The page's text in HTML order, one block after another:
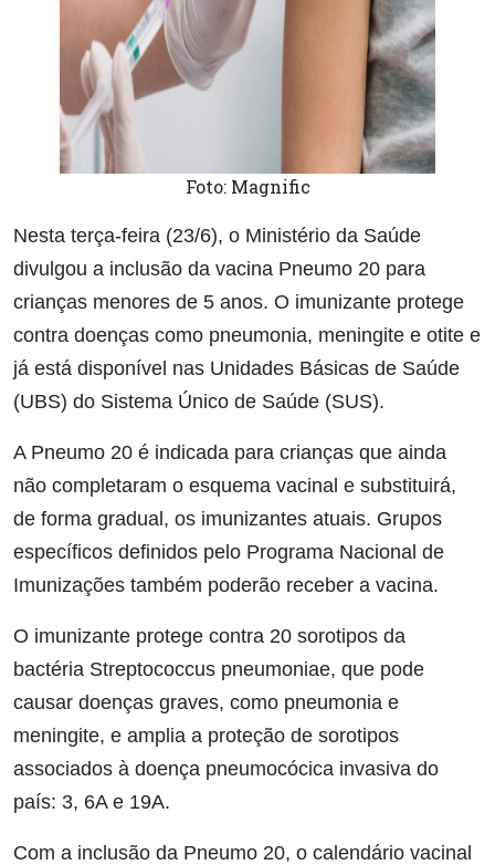
Foto: Magnific
Nesta terça-feira (23/6), o Ministério da Saúde
divulgou a inclusão da vacina Pneumo 20 para
crianças menores de 5 anos. O imunizante protege
contra doenças como pneumonia, meningite e otite e
já está disponível nas Unidades Básicas de Saúde
(UBS) do Sistema Único de Saúde (SUS).
A Pneumo 20 é indicada para crianças que ainda
não completaram o esquema vacinal e substituirá,
de forma gradual, os imunizantes atuais. Grupos
específicos definidos pelo Programa Nacional de
Imunizações também poderão receber a vacina.
O imunizante protege contra 20 sorotipos da
bactéria Streptococcus pneumoniae, que pode
causar doenças graves, como pneumonia e
meningite, e amplia a proteção de sorotipos
associados à doença pneumocócica invasiva do
país: 3, 6A e 19A.
Com a inclusão da Pneumo 20, o calendário vacinal